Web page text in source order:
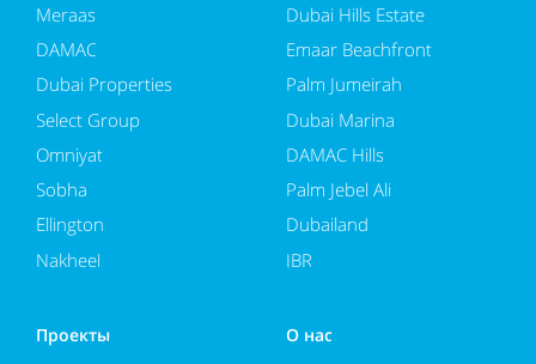
Meraas
DAMAC
Dubai Properties
Select Group
Omniyat
Sobha
Ellington
Nakheel
Dubai Hills Estate
Emaar Beachfront
Palm Jumeirah
Dubai Marina
DAMAC Hills
Palm Jebel Ali
Dubailand
JBR
Проекты О нас